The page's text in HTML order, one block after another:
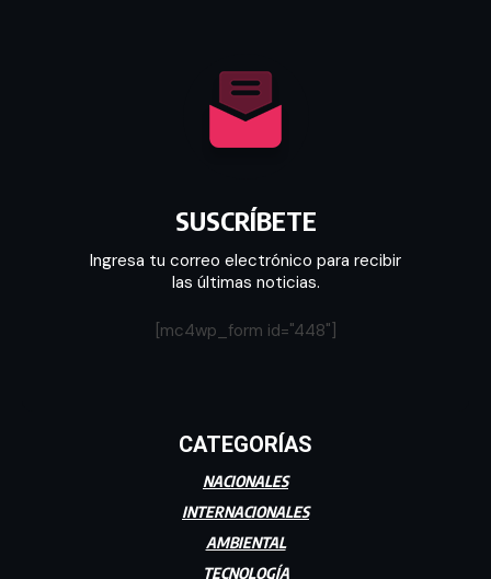
SUSCRÍBETE
Ingresa tu correo electrónico para recibir
las últimas noticias.
[mc4wp_form id="448"]
CATEGORÍAS
NACIONALES
INTERNACIONALES
AMBIENTAL
TECNOLOGÍA